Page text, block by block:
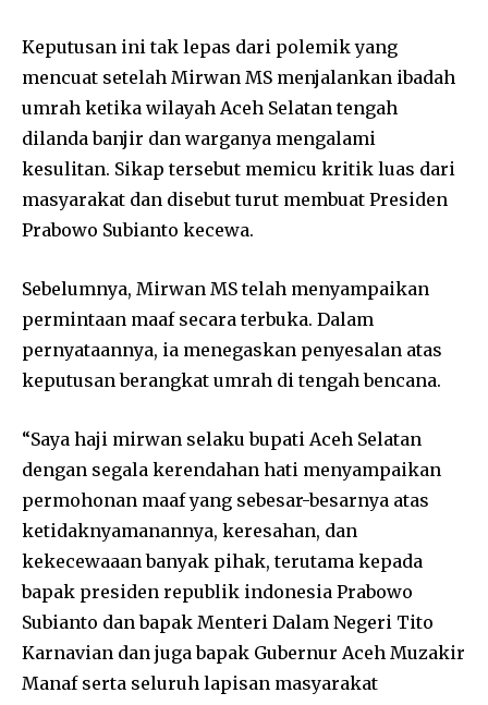
Keputusan ini tak lepas dari polemik yang
mencuat setelah Mirwan MS menjalankan ibadah
umrah ketika wilayah Aceh Selatan tengah
dilanda banjir dan warganya mengalami
kesulitan. Sikap tersebut memicu kritik luas dari
masyarakat dan disebut turut membuat Presiden
Prabowo Subianto kecewa.
Sebelumnya, Mirwan MS telah menyampaikan
permintaan maaf secara terbuka. Dalam
pernyataannya, ia menegaskan penyesalan atas
keputusan berangkat umrah di tengah bencana.
“Saya haji mirwan selaku bupati Aceh Selatan
dengan segala kerendahan hati menyampaikan
permohonan maaf yang sebesar-besarnya atas
ketidaknyamanannya, keresahan, dan
kekecewaaan banyak pihak, terutama kepada
bapak presiden republik indonesia Prabowo
Subianto dan bapak Menteri Dalam Negeri Tito
Karnavian dan juga bapak Gubernur Aceh Muzakir
Manaf serta seluruh lapisan masyarakat